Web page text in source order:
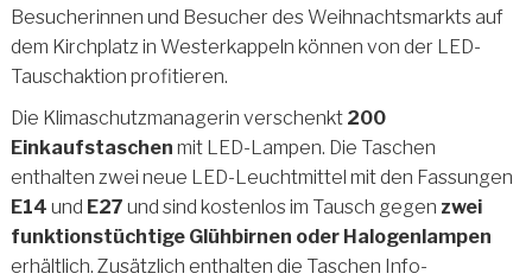
Besucherinnen und Besucher des Weihnachtsmarkts auf
dem Kirchplatz in Westerkappeln können von der LED-
Tauschaktion profitieren.
Die Klimaschutzmanagerin verschenkt 200
Einkaufstaschenmit LED-Lampen. Die Taschen
enthalten zwei neue LED-Leuchtmittel mit den Fassungen
E14 und E27 und sind kostenlos im Tausch gegen zwei
funktionstüchtige Glühbirnen oder Halogenlampen
erhältlich. Zusätzlich enthalten die Taschen Info-